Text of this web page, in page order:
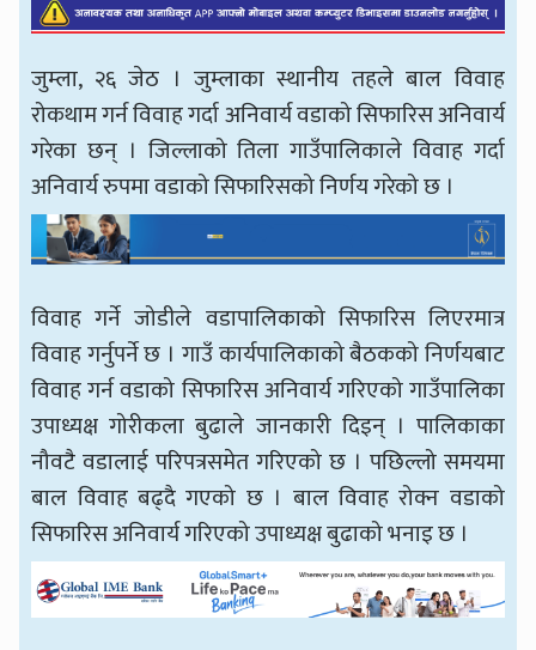
जुम्ला, २६ जेठ । जुम्लाका स्थानीय तहले बाल विवाह
रोकथाम गर्न विवाह गर्दा अनिवार्य वडाको सिफारिस अनिवार्य
गरेका छन् । जिल्लाको तिला गाउँपालिकाले विवाह गर्दा
अनिवार्य रुपमा वडाको सिफारिसको निर्णय गरेको छ ।
विवाह गर्ने जोडीले वडापालिकाको सिफारिस लिएरमात्र
विवाह गर्नुपर्ने छ । गाउँ कार्यपालिकाको बैठकको निर्णयबाट
विवाह गर्न वडाको सिफारिस अनिवार्य गरिएको गाउँपालिका
उपाध्यक्ष गोरीकला बुढाले जानकारी दिइन् । पालिकाका
नौवटै वडालाई परिपत्रसमेत गरिएको छ । पछिल्लो समयमा
बाल विवाह बढ्दै गएको छ । बाल विवाह रोक्न वडाको
सिफारिस अनिवार्य गरिएको उपाध्यक्ष बुढाको भनाइ छ ।